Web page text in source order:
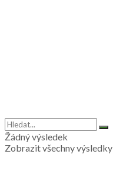
Žádný výsledek
Zobrazit všechny výsledky